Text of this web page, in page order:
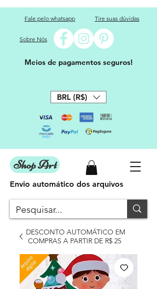
Fale pelo whatsapp Tire suas dúvidas
Sobre Nós
Meios de pagamentos seguros!
BRL (R$)
Shop Art
DESCONTO AUTOMÁTICO EM
COMPRAS A PARTIR DE R$ 25
Envio automático dos arquivos